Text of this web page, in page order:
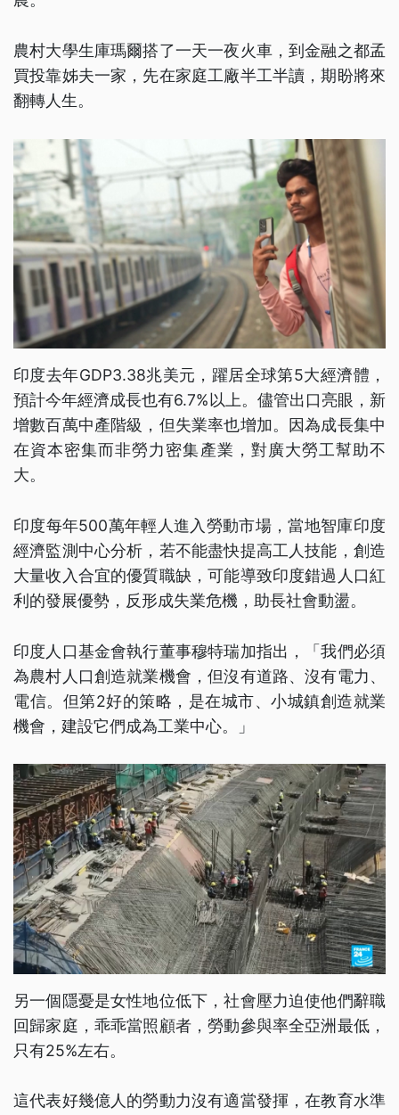
農村大學生庫瑪爾搭了一天一夜火車，到金融之都孟
買投靠姊夫一家，先在家庭工廠半工半讀，期盼將來
翻轉人生。
印度去年GDP3.38兆美元，躍居全球第5大經濟體，
預計今年經濟成長也有6.7%以上。儘管出口亮眼，新
增數百萬中產階級，但失業率也增加。因為成長集中
在資本密集而非勞力密集產業，對廣大勞工幫助不
大。
印度每年500萬年輕人進入勞動市場，當地智庫印度
經濟監測中心分析，若不能盡快提高工人技能，創造
大量收入合宜的優質職缺，可能導致印度錯過人口紅
利的發展優勢，反形成失業危機，助長社會動盪。
印度人口基金會執行董事穆特瑞加指出，「我們必須
為農村人口創造就業機會，但沒有道路、沒有電力、
電信。但第2好的策略，是在城市、小城鎮創造就業
機會，建設它們成為工業中心。」
另一個隱憂是女性地位低下，社會壓力迫使他們辭職
回歸家庭，乖乖當照顧者，勞動參與率全亞洲最低，
只有25%左右。
這代表好幾億人的勞動力沒有適當發揮，在教育水準